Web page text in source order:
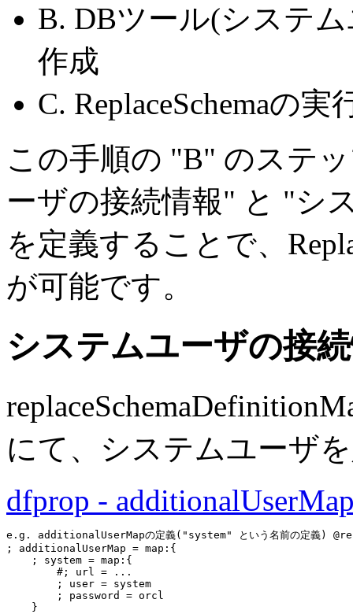
B. DBツール(システ
作成
C. ReplaceSchemaの
この手順の "B" のステ
ーザの接続情報" と "シ
を定義することで、
が可能です。
システムユーザの接
にて、システムユーザ
dfprop -
e.g. additionalUserMapの定義("system" という名前の定義)
; additionalUserMap = map: {
    ; system =
map: {
#; url = ...
        ; user = system
        ; password = orcl
    }